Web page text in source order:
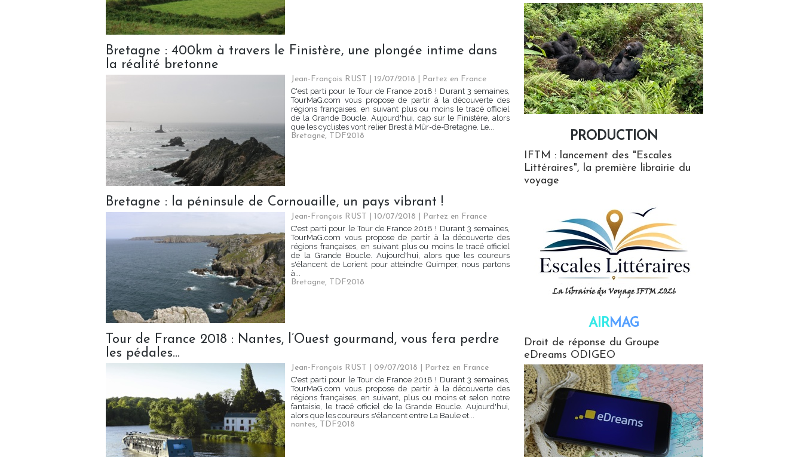
Bretagne : 400km à travers le Finistère, une plongée intime dans
la réalité bretonne
Jean-François RUST | 12/07/2018
Partez en France
C'est parti pour le Tour de France 2018 ! Durant 3 semaines,
TourMaG.com vous propose de partir à la découverte des
régions françaises, en suivant plus ou moins le tracé officiel
de la Grande Boucle. Aujourd'hui, cap sur le Finistère, alors
que les cyclistes vont relier Brest à Mûr-de-Bretagne. Le...
Bretagne, TDF2018
Bretagne : la péninsule de Cornouaille, un pays vibrant !
Jean-François RUST | 10/07/2018
Partez en France
C'est parti pour le Tour de France 2018 ! Durant 3 semaines,
TourMaG.com vous propose de partir à la découverte des
régions françaises, en suivant plus ou moins le tracé officiel
de la Grande Boucle. Aujourd'hui, alors que les coureurs
s'élancent de Lorient pour atteindre Quimper, nous partons
à...
Bretagne, TDF2018
Tour de France 2018 : Nantes, l’Ouest gourmand, vous fera perdre
les pédales...
Jean-François RUST | 09/07/2018
Partez en France
C'est parti pour le Tour de France 2018 ! Durant 3 semaines,
TourMaG.com vous propose de partir à la découverte des
régions françaises, en suivant, plus ou moins et selon notre
fantaisie, le tracé officiel de la Grande Boucle. Aujourd'hui,
alors que les coureurs s'élancent entre La Baule et...
nantes, TDF2018
PRODUCTION
IFTM : lancement des "Escales
Littéraires", la première librairie du
voyage
AIRMAG
Droit de réponse du Groupe
eDreams ODIGEO